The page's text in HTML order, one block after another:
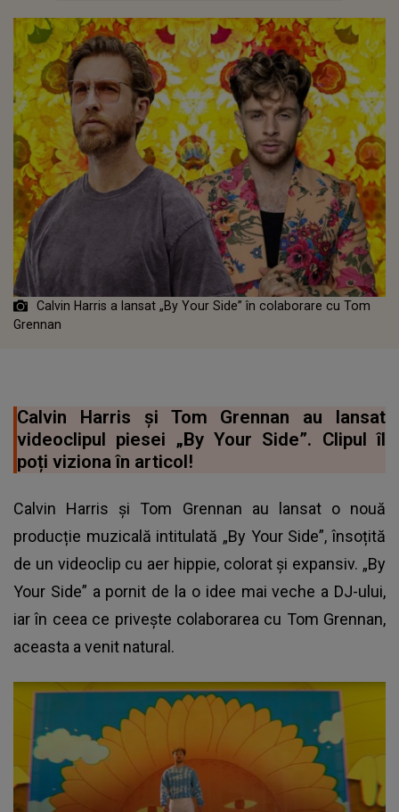
Calvin Harris a lansat „By Your Side” în colaborare cu Tom
Grennan
Calvin Harris și Tom Grennan au lansat
videoclipul piesei „By Your Side”. Clipul îl
poți viziona în articol!
Calvin Harris și Tom Grennan au lansat o nouă
producție muzicală intitulată „By Your Side”, însoțită
de un videoclip cu aer hippie, colorat și expansiv. „By
Your Side” a pornit de la o idee mai veche a DJ-ului,
iar în ceea ce privește colaborarea cu Tom Grennan,
aceasta a venit natural.